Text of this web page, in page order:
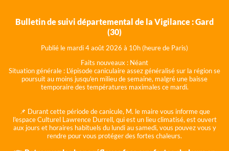
Bulletin de suivi départemental de la Vigilance : Gard
(30)
Publié le mardi 4 août 2026 à 10h (heure de Paris)
Faits nouveaux : Néant
Situation générale : L'épisode caniculaire assez généralisé sur la région se
poursuit au moins jusqu'en milieu de semaine, malgré une baisse
temporaire des températures maximales ce mardi.
📌 Durant cette période de canicule, M. le maire vous informe que
l'espace Culturel Lawrence Durrell, qui est un lieu climatisé, est ouvert
aux jours et horaires habituels du lundi au samedi, vous pouvez vous y
rendre pour vous protéger des fortes chaleurs.